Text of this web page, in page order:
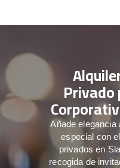
Añade elegancia
especial con
privados en
recogida de